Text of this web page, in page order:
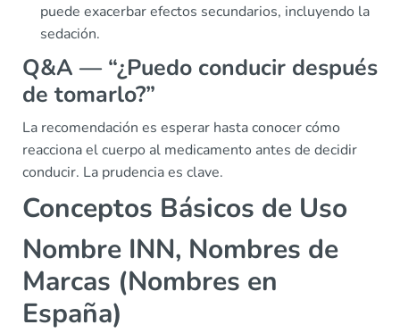
puede exacerbar efectos secundarios, incluyendo la
sedación.
Q&A — “¿Puedo conducir después
de tomarlo?”
La recomendación es esperar hasta conocer cómo
reacciona el cuerpo al medicamento antes de decidir
conducir. La prudencia es clave.
Conceptos Básicos de Uso
Nombre INN, Nombres de
Marcas (Nombres en
España)